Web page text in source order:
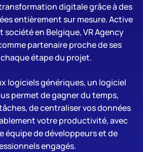
digitale grâce à des
entièrement sur mesure. Active
société en Belgique, VR Agency
partenaire proche de ses
étape du projet.
logiciels génériques, un logiciel
permet de gagner du temps,
de centraliser vos données
votre productivité, avec
équipe de développeurs et de
engagés.